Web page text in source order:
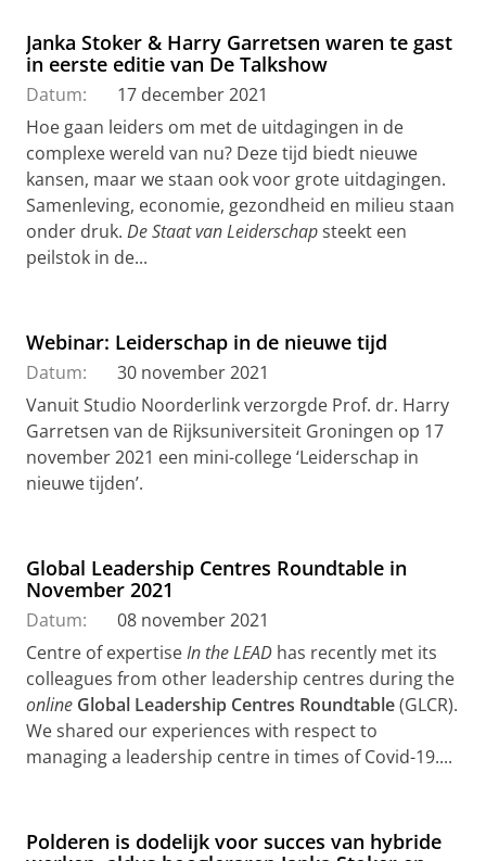
Janka Stoker & Harry Garretsen waren te gast
in eerste editie van De Talkshow
Datum:
17 december 2021
Hoe gaan leiders om met de uitdagingen in de
complexe wereld van nu? Deze tijd biedt nieuwe
kansen, maar we staan ook voor grote uitdagingen.
Samenleving, economie, gezondheid en milieu staan
onder druk. De Staat van Leiderschapsteekt een
peilstok in de...
Webinar: Leiderschap in de nieuwe tijd
Datum:
30 november 2021
Vanuit Studio Noorderlink verzorgde Prof. dr. Harry
Garretsen van de Rijksuniversiteit Groningen op 17
november 2021 een mini-college ‘Leiderschap in
nieuwe tijden’.
Global Leadership Centres Roundtable in
November 2021
Datum:
08 november 2021
Centre of expertiseIn the LEAD has recently met its
colleagues from other leadership centres during the
online Global Leadership Centres Roundtable(GLCR).
We shared our experiences with respect to
managing a leadership centre in times of Covid-19....
Polderen is dodelijk voor succes van hybride